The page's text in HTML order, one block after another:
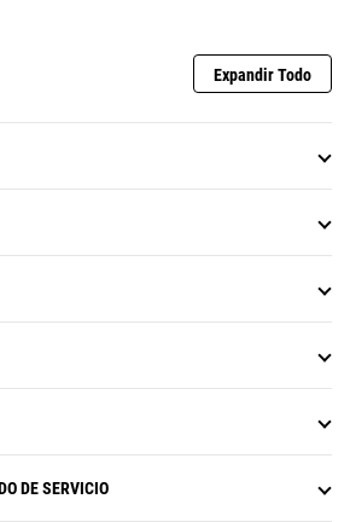
Expandir Todo
DE SERVICIO